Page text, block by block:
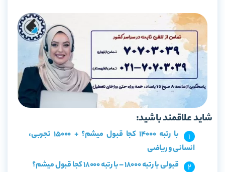
شاید علاقمند باشید:
با رتبه 14000 کجا قبول میشم؟ + 15000 تجربی،
انسانی و ریاضی
قبولی با رتبه 18000 – با رتبه 18000 کجا قبول میشم؟